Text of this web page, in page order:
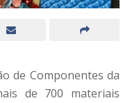
de Componentes da
de 700 materiais